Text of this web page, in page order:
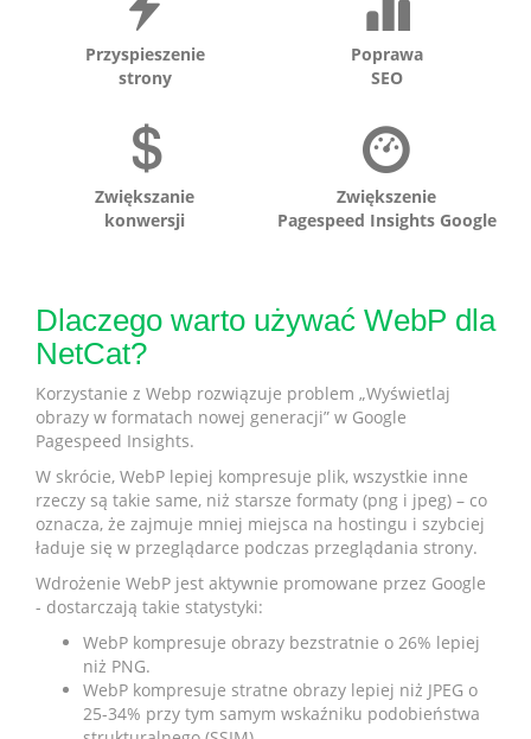
Przyspieszenie
strony
Poprawa
SEO
Zwiększanie
konwersji
Zwiększenie
Pagespeed Insights Google
Dlaczego warto używać WebP dla
NetCat?
Korzystanie z Webp rozwiązuje problem „Wyświetlaj
obrazy w formatach nowej generacji” w Google
Pagespeed Insights.
W skrócie, WebP lepiej kompresuje plik, wszystkie inne
rzeczy są takie same, niż starsze formaty (png i jpeg) – co
oznacza, że zajmuje mniej miejsca na hostingu i szybciej
ładuje się w przeglądarce podczas przeglądania strony.
Wdrożenie WebP jest aktywnie promowane przez Google
- dostarczają takie statystyki:
WebP kompresuje obrazy bezstratnie o 26% lepiej
niż PNG.
WebP kompresuje stratne obrazy lepiej niż JPEG o
25-34% przy tym samym wskaźniku podobieństwa